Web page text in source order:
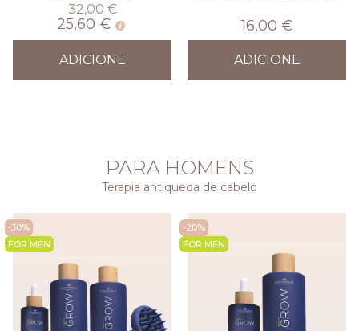
32,00 €
25,60 €
ADICIONE
16,00 €
ADICIONE
PARA HOMENS
Terapia antiqueda de cabelo
-30%
FOR MEN
-20%
FOR MEN